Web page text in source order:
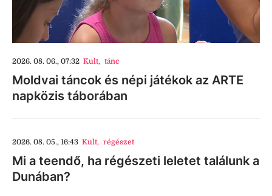
2026. 08. 06., 07:32 Kult, tánc
Moldvai táncok és népi játékok az ARTE
napközis táborában
2026. 08. 05., 16:43 Kult, régészet
Mi a teendő, ha régészeti leletet találunk a
Dunában?